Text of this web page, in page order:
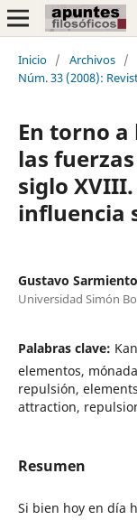
Inicio / Archivos /
Núm. 33 (2008):
En torno
las
siglo
influencia
Gustavo Sarmiento
Universidad Simón
Palabras clave:
elementos,
repulsión,
attraction,
Resumen
Si bien hoy en día